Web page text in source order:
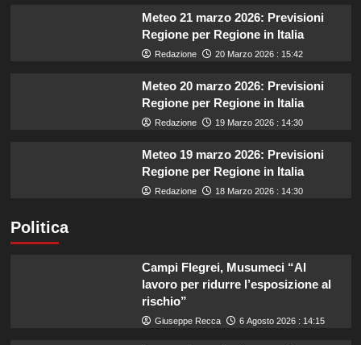
Meteo 21 marzo 2026: Previsioni
Regione per Regione in Italia
Redazione 20 Marzo 2026 : 15:42
Meteo 20 marzo 2026: Previsioni
Regione per Regione in Italia
Redazione 19 Marzo 2026 : 14:30
Meteo 19 marzo 2026: Previsioni
Regione per Regione in Italia
Redazione 18 Marzo 2026 : 14:30
Politica
Campi Flegrei, Musumeci “Al
lavoro per ridurre l’esposizione al
rischio”
Giuseppe Recca 6 Agosto 2026 : 14:15